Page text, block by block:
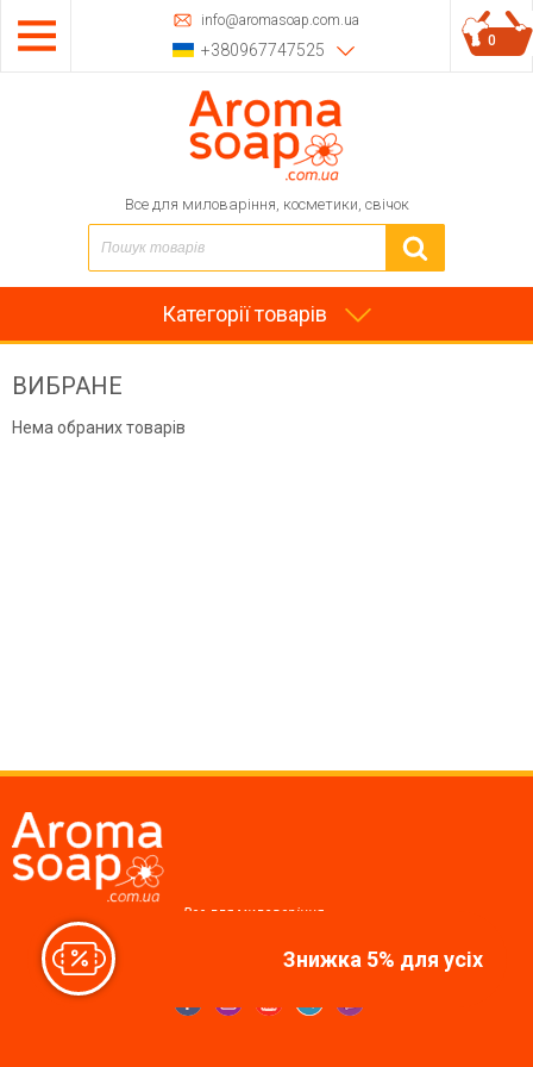
info@aromasoap.com.ua
+380967747525
Все для миловаріння, косметики, свічок
0
Категорії товарів
ВИБРАНЕ
Нема обраних товарів
Знижка 5% для усіх
Все для миловаріння,
Ми у соцмережах: